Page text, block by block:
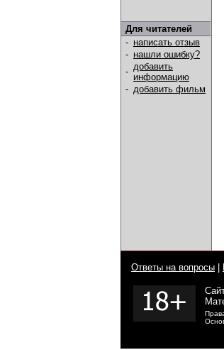
Для читателей
- написать отзыв
- нашли ошибку?
- добавить
информацию
- добавить фильм
Ответы на вопросы